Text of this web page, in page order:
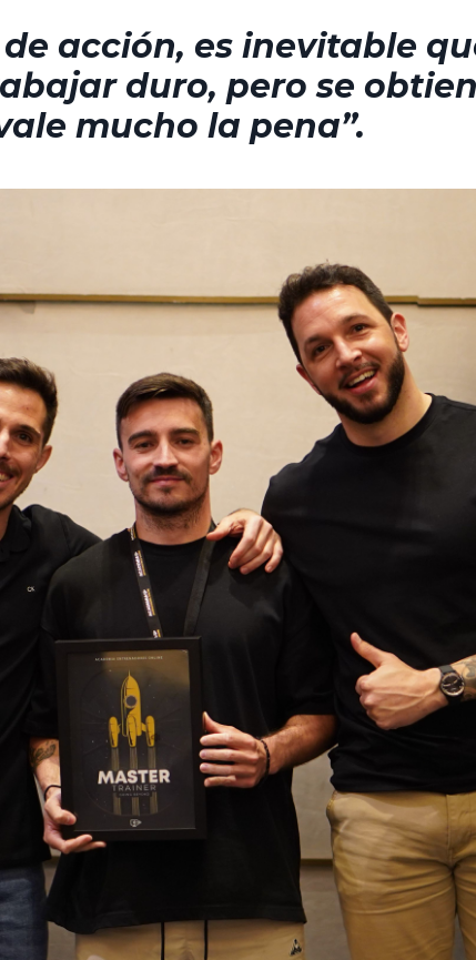
de acción, es inevitable
duro, pero se
mucho la pena”.